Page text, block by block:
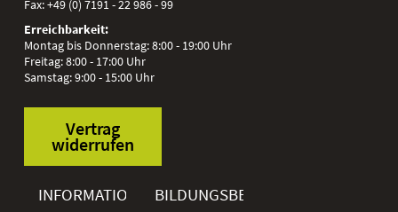
Fax:+49 (0) 7191 - 22 986 - 99
Erreichbarkeit:
Montag bis Donnerstag: 8:00 - 19:00 Uhr
Freitag: 8:00 - 17:00 Uhr
Samstag: 9:00 - 15:00 Uhr
Vertrag
widerrufen
INFORMATIONENBILDUNGSBEREICHE